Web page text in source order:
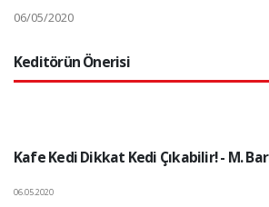
06/05/2020
Keditörün Önerisi
Kafe Kedi Dikkat Kedi Çıkabilir! - M.
06.05.2020